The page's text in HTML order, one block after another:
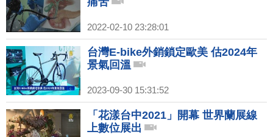
2022-02-10 23:28:01
台灣E-bike外銷鎖定歐美 估2024年
景氣回溫
2023-09-30 15:31:52
「花漾台中2021」開幕 世界蘭展線
上數位展出